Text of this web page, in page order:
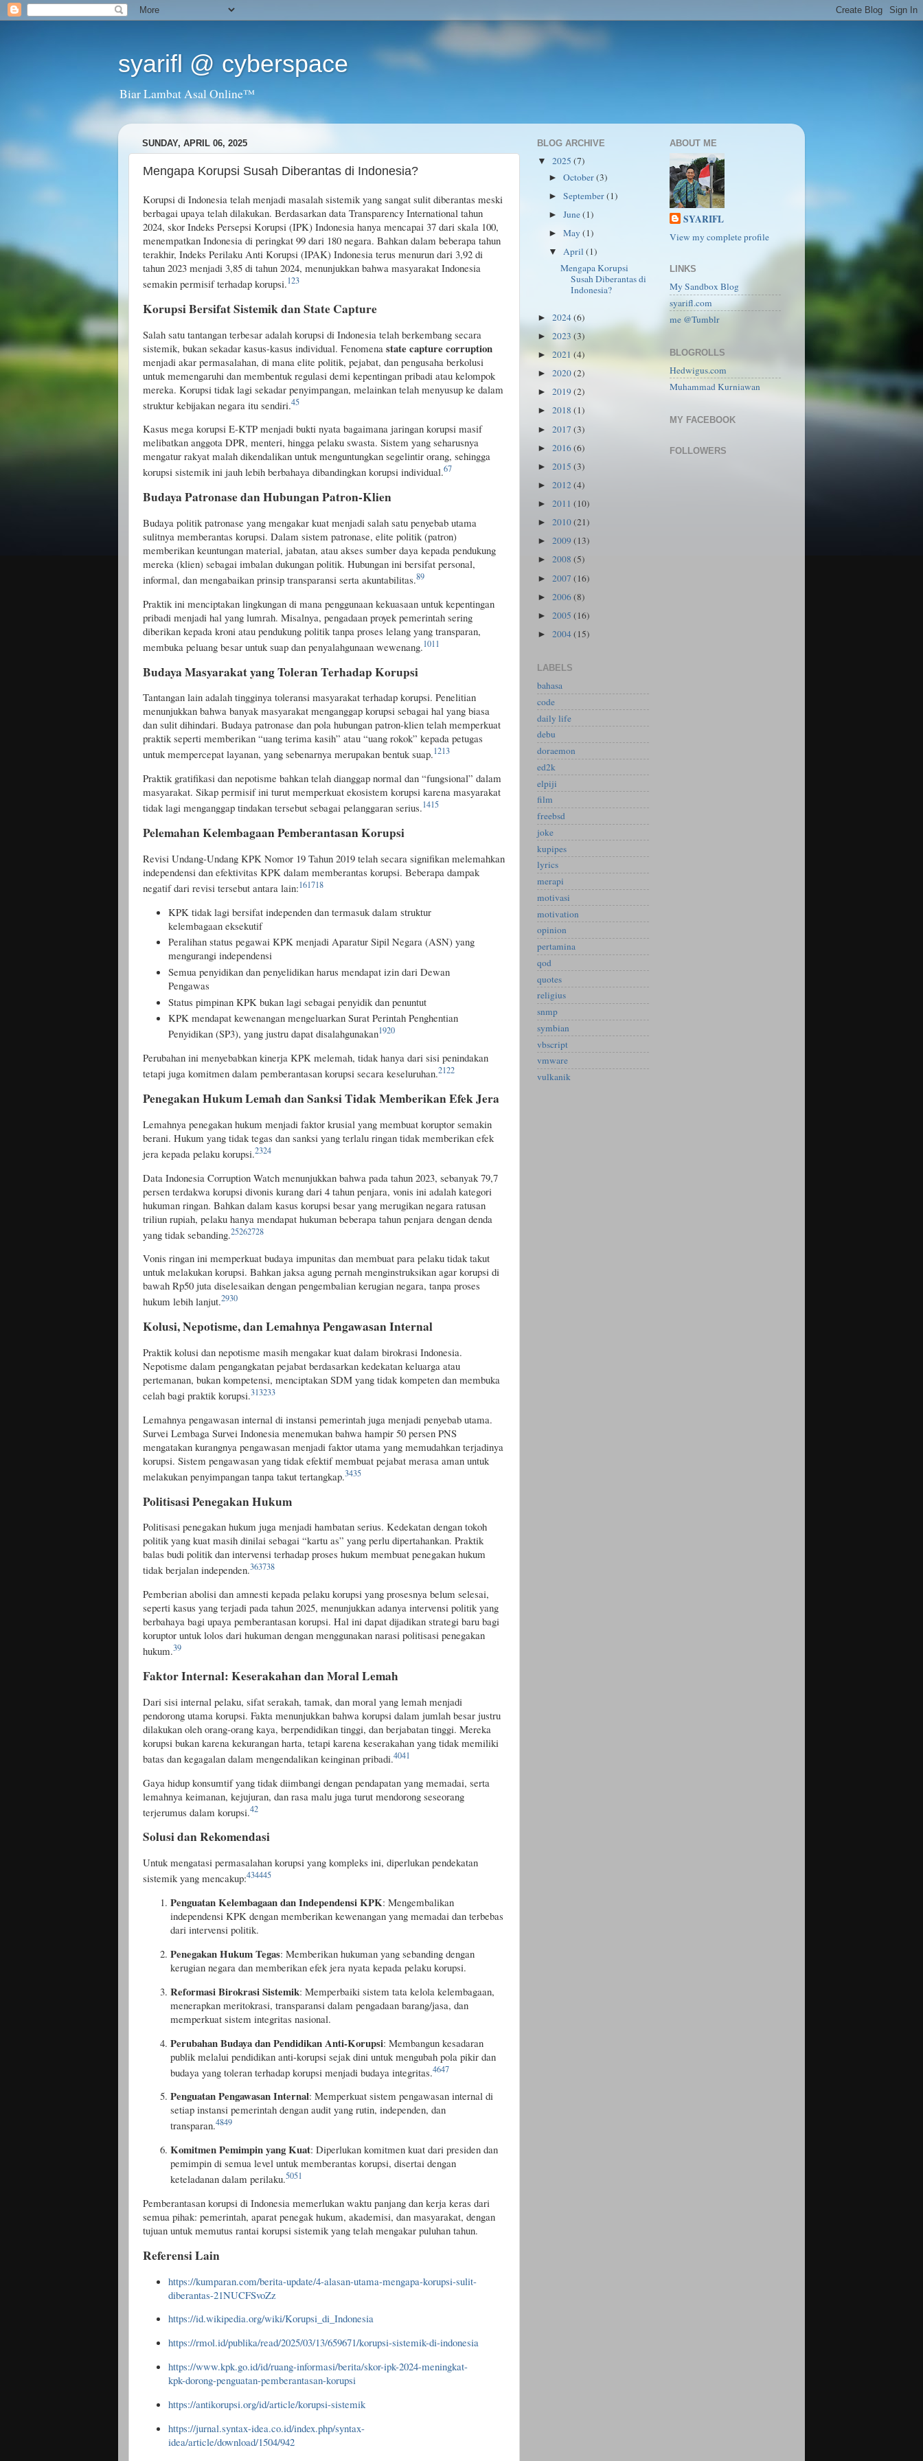
syarifl @ cyberspace
Biar Lambat Asal Online™
SUNDAY, APRIL 06, 2025
Mengapa Korupsi Susah Diberantas di Indonesia?
Korupsi di Indonesia telah menjadi masalah sistemik yang sangat sulit diberantas meski
berbagai upaya telah dilakukan. Berdasarkan data Transparency International tahun
2024, skor Indeks Persepsi Korupsi (IPK) Indonesia hanya mencapai 37 dari skala 100,
menempatkan Indonesia di peringkat 99 dari 180 negara. Bahkan dalam beberapa tahun
terakhir, Indeks Perilaku Anti Korupsi (IPAK) Indonesia terus menurun dari 3,92 di
tahun 2023 menjadi 3,85 di tahun 2024, menunjukkan bahwa masyarakat Indonesia
semakin permisif terhadap korupsi.123
Korupsi Bersifat Sistemik dan State Capture
Salah satu tantangan terbesar adalah korupsi di Indonesia telah berkembang secara
sistemik, bukan sekadar kasus-kasus individual. Fenomena state capture corruption
menjadi akar permasalahan, di mana elite politik, pejabat, dan pengusaha berkolusi
untuk memengaruhi dan membentuk regulasi demi kepentingan pribadi atau kelompok
mereka. Korupsi tidak lagi sekadar penyimpangan, melainkan telah menyusup ke dalam
struktur kebijakan negara itu sendiri.45
Kasus mega korupsi E-KTP menjadi bukti nyata bagaimana jaringan korupsi masif
melibatkan anggota DPR, menteri, hingga pelaku swasta. Sistem yang seharusnya
mengatur rakyat malah dikendalikan untuk menguntungkan segelintir orang, sehingga
korupsi sistemik ini jauh lebih berbahaya dibandingkan korupsi individual.67
Budaya Patronase dan Hubungan Patron-Klien
Budaya politik patronase yang mengakar kuat menjadi salah satu penyebab utama
sulitnya memberantas korupsi. Dalam sistem patronase, elite politik (patron)
memberikan keuntungan material, jabatan, atau akses sumber daya kepada pendukung
mereka (klien) sebagai imbalan dukungan politik. Hubungan ini bersifat personal,
informal, dan mengabaikan prinsip transparansi serta akuntabilitas.89
Praktik ini menciptakan lingkungan di mana penggunaan kekuasaan untuk kepentingan
pribadi menjadi hal yang lumrah. Misalnya, pengadaan proyek pemerintah sering
diberikan kepada kroni atau pendukung politik tanpa proses lelang yang transparan,
membuka peluang besar untuk suap dan penyalahgunaan wewenang.1011
Budaya Masyarakat yang Toleran Terhadap Korupsi
Tantangan lain adalah tingginya toleransi masyarakat terhadap korupsi. Penelitian
menunjukkan bahwa banyak masyarakat menganggap korupsi sebagai hal yang biasa
dan sulit dihindari. Budaya patronase dan pola hubungan patron-klien telah memperkuat
praktik seperti memberikan “uang terima kasih” atau “uang rokok” kepada petugas
untuk mempercepat layanan, yang sebenarnya merupakan bentuk suap.1213
Praktik gratifikasi dan nepotisme bahkan telah dianggap normal dan “fungsional” dalam
masyarakat. Sikap permisif ini turut memperkuat ekosistem korupsi karena masyarakat
tidak lagi menganggap tindakan tersebut sebagai pelanggaran serius.1415
Pelemahan Kelembagaan Pemberantasan Korupsi
Revisi Undang-Undang KPK Nomor 19 Tahun 2019 telah secara signifikan melemahkan
independensi dan efektivitas KPK dalam memberantas korupsi. Beberapa dampak
negatif dari revisi tersebut antara lain:161718
KPK tidak lagi bersifat independen dan termasuk dalam struktur
kelembagaan eksekutif
Peralihan status pegawai KPK menjadi Aparatur Sipil Negara (ASN) yang
mengurangi independensi
Semua penyidikan dan penyelidikan harus mendapat izin dari Dewan
Pengawas
Status pimpinan KPK bukan lagi sebagai penyidik dan penuntut
KPK mendapat kewenangan mengeluarkan Surat Perintah Penghentian
Penyidikan (SP3), yang justru dapat disalahgunakan1920
Perubahan ini menyebabkan kinerja KPK melemah, tidak hanya dari sisi penindakan
tetapi juga komitmen dalam pemberantasan korupsi secara keseluruhan.2122
Penegakan Hukum Lemah dan Sanksi Tidak Memberikan Efek Jera
Lemahnya penegakan hukum menjadi faktor krusial yang membuat koruptor semakin
berani. Hukum yang tidak tegas dan sanksi yang terlalu ringan tidak memberikan efek
jera kepada pelaku korupsi.2324
Data Indonesia Corruption Watch menunjukkan bahwa pada tahun 2023, sebanyak 79,7
persen terdakwa korupsi divonis kurang dari 4 tahun penjara, vonis ini adalah kategori
hukuman ringan. Bahkan dalam kasus korupsi besar yang merugikan negara ratusan
triliun rupiah, pelaku hanya mendapat hukuman beberapa tahun penjara dengan denda
yang tidak sebanding.25262728
Vonis ringan ini memperkuat budaya impunitas dan membuat para pelaku tidak takut
untuk melakukan korupsi. Bahkan jaksa agung pernah menginstruksikan agar korupsi di
bawah Rp50 juta diselesaikan dengan pengembalian kerugian negara, tanpa proses
hukum lebih lanjut.2930
Kolusi, Nepotisme, dan Lemahnya Pengawasan Internal
Praktik kolusi dan nepotisme masih mengakar kuat dalam birokrasi Indonesia.
Nepotisme dalam pengangkatan pejabat berdasarkan kedekatan keluarga atau
pertemanan, bukan kompetensi, menciptakan SDM yang tidak kompeten dan membuka
celah bagi praktik korupsi.313233
Lemahnya pengawasan internal di instansi pemerintah juga menjadi penyebab utama.
Survei Lembaga Survei Indonesia menemukan bahwa hampir 50 persen PNS
mengatakan kurangnya pengawasan menjadi faktor utama yang memudahkan terjadinya
korupsi. Sistem pengawasan yang tidak efektif membuat pejabat merasa aman untuk
melakukan penyimpangan tanpa takut tertangkap.3435
Politisasi Penegakan Hukum
Politisasi penegakan hukum juga menjadi hambatan serius. Kedekatan dengan tokoh
politik yang kuat masih dinilai sebagai “kartu as” yang perlu dipertahankan. Praktik
balas budi politik dan intervensi terhadap proses hukum membuat penegakan hukum
tidak berjalan independen.363738
Pemberian abolisi dan amnesti kepada pelaku korupsi yang prosesnya belum selesai,
seperti kasus yang terjadi pada tahun 2025, menunjukkan adanya intervensi politik yang
berbahaya bagi upaya pemberantasan korupsi. Hal ini dapat dijadikan strategi baru bagi
koruptor untuk lolos dari hukuman dengan menggunakan narasi politisasi penegakan
hukum.39
Faktor Internal: Keserakahan dan Moral Lemah
Dari sisi internal pelaku, sifat serakah, tamak, dan moral yang lemah menjadi
pendorong utama korupsi. Fakta menunjukkan bahwa korupsi dalam jumlah besar justru
dilakukan oleh orang-orang kaya, berpendidikan tinggi, dan berjabatan tinggi. Mereka
korupsi bukan karena kekurangan harta, tetapi karena keserakahan yang tidak memiliki
batas dan kegagalan dalam mengendalikan keinginan pribadi.4041
Gaya hidup konsumtif yang tidak diimbangi dengan pendapatan yang memadai, serta
lemahnya keimanan, kejujuran, dan rasa malu juga turut mendorong seseorang
terjerumus dalam korupsi.42
Solusi dan Rekomendasi
Untuk mengatasi permasalahan korupsi yang kompleks ini, diperlukan pendekatan
sistemik yang mencakup:434445
Penguatan Kelembagaan dan Independensi KPK: Mengembalikan
independensi KPK dengan memberikan kewenangan yang memadai dan terbebas
dari intervensi politik.
Penegakan Hukum Tegas: Memberikan hukuman yang sebanding dengan
kerugian negara dan memberikan efek jera nyata kepada pelaku korupsi.
Reformasi Birokrasi Sistemik: Memperbaiki sistem tata kelola kelembagaan,
menerapkan meritokrasi, transparansi dalam pengadaan barang/jasa, dan
memperkuat sistem integritas nasional.
Perubahan Budaya dan Pendidikan Anti-Korupsi: Membangun kesadaran
publik melalui pendidikan anti-korupsi sejak dini untuk mengubah pola pikir dan
budaya yang toleran terhadap korupsi menjadi budaya integritas.4647
Penguatan Pengawasan Internal: Memperkuat sistem pengawasan internal di
setiap instansi pemerintah dengan audit yang rutin, independen, dan
transparan.4849
Komitmen Pemimpin yang Kuat: Diperlukan komitmen kuat dari presiden dan
pemimpin di semua level untuk memberantas korupsi, disertai dengan
keteladanan dalam perilaku.5051
Pemberantasan korupsi di Indonesia memerlukan waktu panjang dan kerja keras dari
semua pihak: pemerintah, aparat penegak hukum, akademisi, dan masyarakat, dengan
tujuan untuk memutus rantai korupsi sistemik yang telah mengakar puluhan tahun.
Referensi Lain
https://kumparan.com/berita-update/4-alasan-utama-mengapa-korupsi-sulit-
diberantas-21NUCFSvoZz
https://id.wikipedia.org/wiki/Korupsi_di_Indonesia
https://rmol.id/publika/read/2025/03/13/659671/korupsi-sistemik-di-indonesia
https://www.kpk.go.id/id/ruang-informasi/berita/skor-ipk-2024-meningkat-
kpk-dorong-penguatan-pemberantasan-korupsi
https://antikorupsi.org/id/article/korupsi-sistemik
https://jurnal.syntax-idea.co.id/index.php/syntax-
idea/article/download/1504/942
BLOG ARCHIVE
▼ 2025 (7)
►October(3)
►September(1)
►June(1)
►May(1)
▼April(1)
Mengapa Korupsi
Susah Diberantas di
Indonesia?
► 2024(6)
► 2023 (3)
► 2021 (4)
► 2020(2)
► 2019(2)
► 2018 (1)
► 2017 (3)
► 2016(6)
► 2015 (3)
► 2012(4)
► 2011 (10)
► 2010(21)
► 2009 (13)
► 2008 (5)
► 2007 (16)
► 2006(8)
► 2005 (16)
► 2004(15)
LABELS
bahasa
code
daily life
debu
doraemon
ed2k
elpiji
film
freebsd
joke
kupipes
lyrics
merapi
motivasi
motivation
opinion
pertamina
qod
quotes
religius
snmp
symbian
vbscript
vmware
vulkanik
ABOUT ME
SYARIFL
View my complete profile
LINKS
My Sandbox Blog
syarifl.com
me @Tumblr
BLOGROLLS
Hedwigus.com
Muhammad Kurniawan
MY FACEBOOK
FOLLOWERS